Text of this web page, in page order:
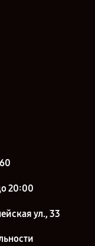
20:00
ул., 33